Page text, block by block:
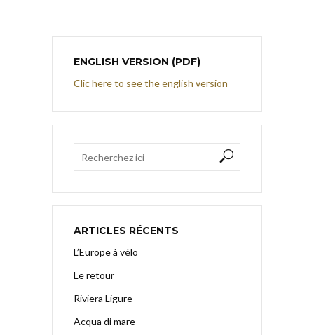
ENGLISH VERSION (PDF)
Clic here to see the english version
ARTICLES RÉCENTS
L’Europe à vélo
Le retour
Riviera Ligure
Acqua di mare